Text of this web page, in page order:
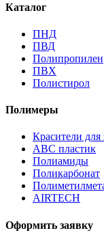
Каталог
ПНД
ПВД
Полипропилен
ПВХ
Полистирол
Полимеры
Красители
АВС пластик
Полиамиды
Поликарбонат
AIRTECH
Оформить заявку